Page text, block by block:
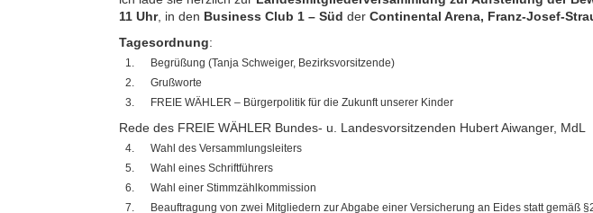
11 Uhr, in den Business Club 1 – Süd der Continental Arena, Franz-Josef-
Tagesordnung:
Begrüßung (Tanja Schweiger, Bezirksvorsitzende)
Grußworte
FREIE WÄHLER – Bürgerpolitik für die Zukunft unserer Kinder
Rede des FREIE WÄHLER Bundes- u. Landesvorsitzenden Hubert Aiwanger, MdL
Wahl des Versammlungsleiters
Wahl eines Schriftführers
Wahl einer Stimmzählkommission
Beauftragung von zwei Mitgliedern zur Abgabe einer Versicherung an Eides statt gemäß